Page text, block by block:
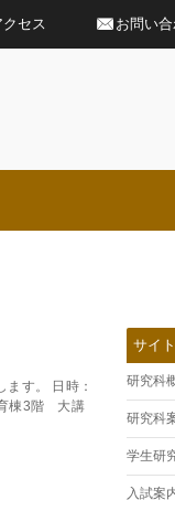
クセス お問い
す。 日時：
棟3階 大講
サイ
研究科
研究科
学生研
入試案